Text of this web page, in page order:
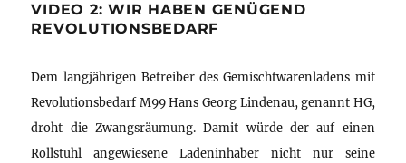
VIDEO 2: WIR HABEN GENÜGEND
REVOLUTIONSBEDARF
Dem langjährigen Betreiber des Gemischtwarenladens mit
Revolutionsbedarf M99 Hans Georg Lindenau, genannt HG,
droht die Zwangsräumung. Damit würde der auf einen
Rollstuhl angewiesene Ladeninhaber nicht nur seine